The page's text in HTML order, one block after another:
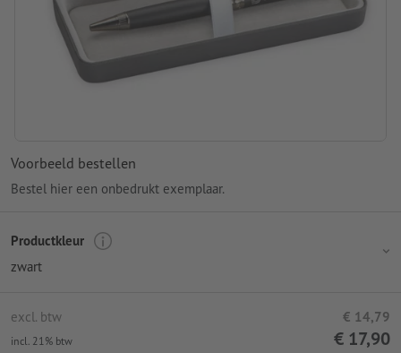
Voorbeeld bestellen
Bestel hier een onbedrukt exemplaar.
Productkleur
zwart
excl. btw € 14,79
incl. 21% btw € 17,90